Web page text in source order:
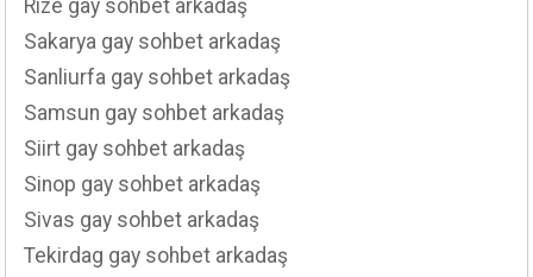
Rize gay sohbet arkadaş
Sakarya gay sohbet arkadaş
Sanliurfa gay sohbet arkadaş
Samsun gay sohbet arkadaş
Siirt gay sohbet arkadaş
Sinop gay sohbet arkadaş
Sivas gay sohbet arkadaş
Tekirdag gay sohbet arkadaş